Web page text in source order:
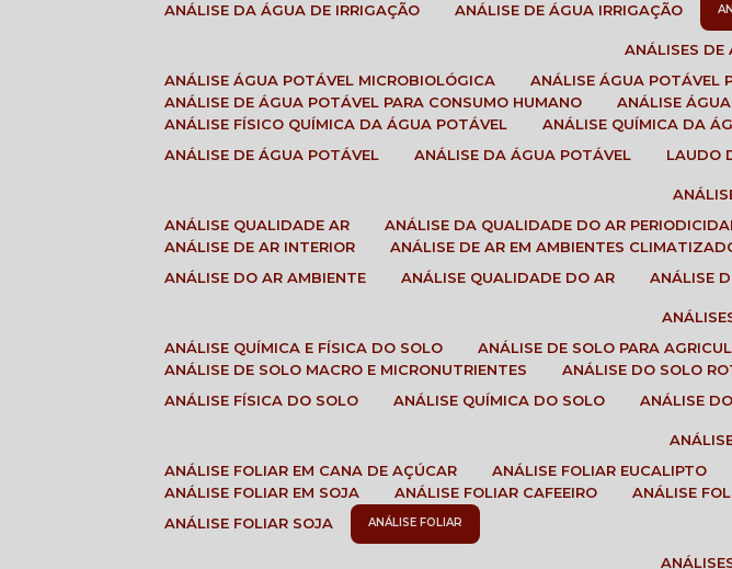
ANÁLISE DA ÁGUA DE IRRIGAÇÃO
ANÁLISE DE ÁGUA IRRIGAÇÃO
ANÁLISES
ANÁLISE ÁGUA POTÁVEL MICROBIOLÓGICA
ANÁLISE ÁGUA POTÁVEL
ANÁLISE DE ÁGUA POTÁVEL PARA CONSUMO HUMANO
ANÁLISE
ANÁLISE FÍSICO QUÍMICA DA ÁGUA POTÁVEL
ANÁLISE QUÍMICA DA
ANÁLISE DE ÁGUA POTÁVEL
ANÁLISE DA ÁGUA POTÁVEL LAUDO
ANÁLISE QUALIDADE AR
ANÁLISE DA QUALIDADE DO AR
ANÁLISE DE AR INTERIOR
ANÁLISE DE AR EM AMBIENTES
ANÁLISE DO AR AMBIENTE
ANÁLISE QUALIDADE DO AR ANÁLISE
ANÁLISE QUÍMICA E FÍSICA DO SOLO
ANÁLISE DE SOLO PARA
ANÁLISE DE SOLO MACRO E MICRONUTRIENTES
ANÁLISE DO SOLO
ANÁLISE FÍSICA DO SOLO
ANÁLISE QUÍMICA DO SOLO ANÁLISE
ANÁLISE FOLIAR EM CANA DE AÇÚCAR
ANÁLISE FOLIAR EUCALIPTO
ANÁLISE FOLIAR EM SOJA
ANÁLISE FOLIAR CAFEEIRO ANÁLISE
ANÁLISE FOLIAR SOJA
ANÁLISE FOLIAR